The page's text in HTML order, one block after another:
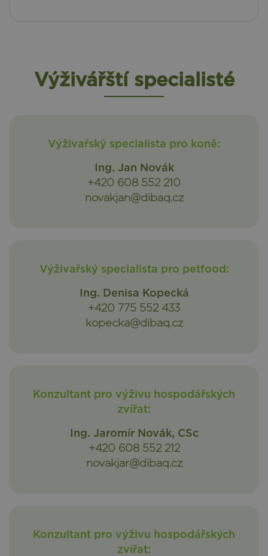
Výživářští specialisté
Výživařský specialista pro koně:
Ing. Jan Novák
+420 608 552 210
novakjan@dibaq.cz
Výživařský specialista pro petfood:
Ing. Denisa Kopecká
+420 775 552 433
kopecka@dibaq.cz
Konzultant pro výživu hospodářských
zvířat:
Ing. Jaromír Novák, CSc
+420 608 552 212
novakjar@dibaq.cz
Konzultant pro výživu hospodářských
zvířat: